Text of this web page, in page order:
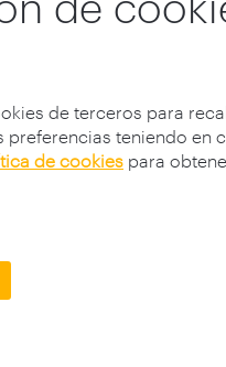
de terceros para
preferencias teniendo
de cookies para
- UDC